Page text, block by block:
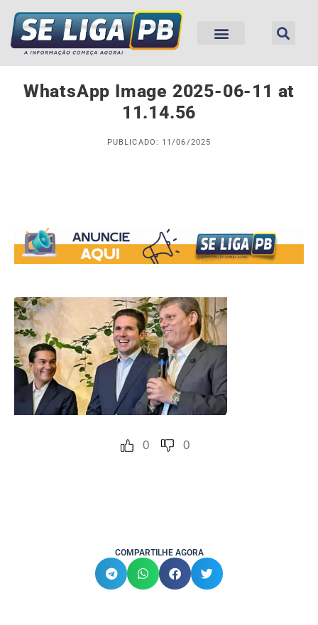
WhatsApp Image 2025-06-11 at
11.14.56
PUBLICADO: 11/06/2025
0 0
COMPARTILHE AGORA